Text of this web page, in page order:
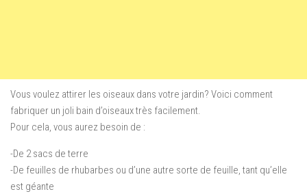
Vous voulez attirer les oiseaux dans votre jardin? Voici comment
fabriquer un joli bain d’oiseaux très facilement.
Pour cela, vous aurez besoin de :
-De 2 sacs de terre
-De feuilles de rhubarbes ou d’une autre sorte de feuille, tant qu’elle
est géante